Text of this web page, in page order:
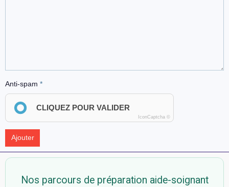
Anti-spam
CLIQUEZ POUR VALIDER
IconCaptcha ©
Ajouter
Nos parcours de préparation aide-soignant